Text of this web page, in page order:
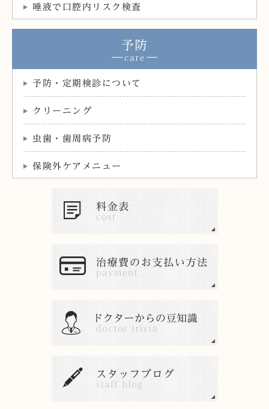
唾液で口腔内リスク検査
予防
予防・定期検診について
クリーニング
虫歯・歯周病予防
保険外ケアメニュー